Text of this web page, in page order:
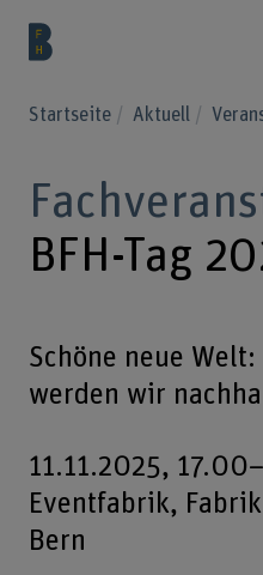
Startseite Aktuell
BFH-Tag
Schöne neue
werden wir
11.11.2025,
Eventfabrik,
Bern